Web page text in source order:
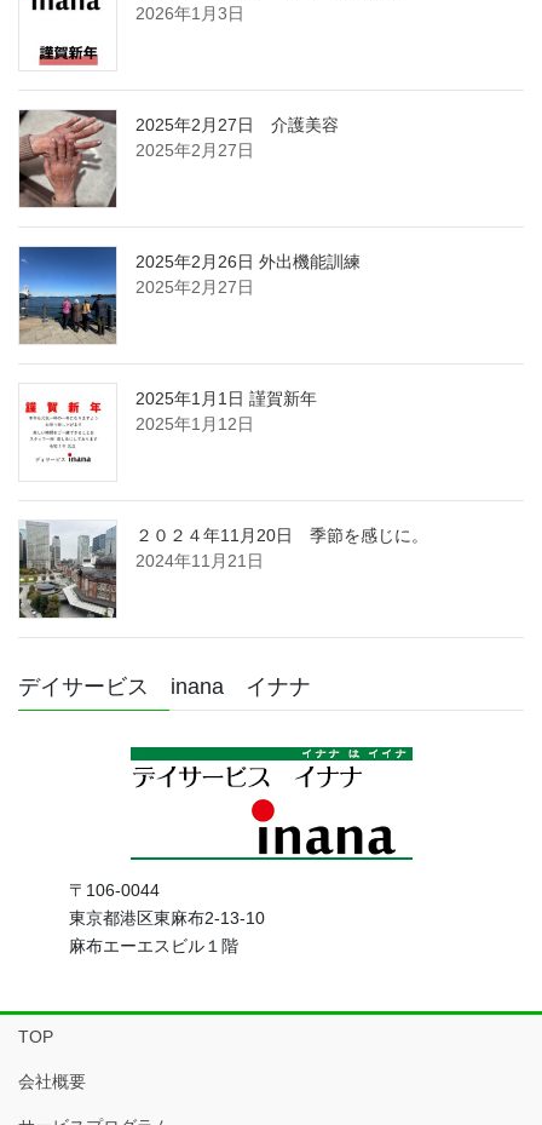
2026年1月3日
2025年2月27日 介護美容
2025年2月27日
2025年2月26日 外出機能訓練
2025年2月27日
2025年1月1日 謹賀新年
2025年1月12日
２０２４年11月20日 季節を感じに。
2024年11月21日
デイサービス inana イナナ
〒106-0044
東京都港区東麻布2-13-10
麻布エーエスビル１階
TOP
会社概要